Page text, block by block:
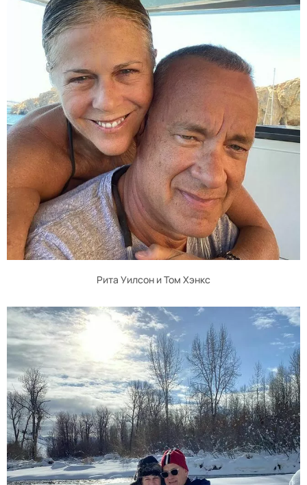
Рита Уилсон и Том Хэнкс